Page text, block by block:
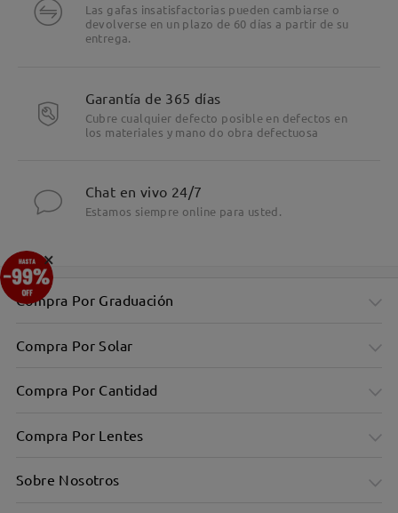
Las gafas insatisfactorias pueden cambiarse o
devolverse en un plazo de 60 días a partir de su
entrega.
Garantía de 365 días
Cubre cualquier defecto posible en defectos en
los materiales y mano do obra defectuosa
Chat en vivo 24/7
Estamos siempre online para usted.
Compra Por Graduación
Compra Por Solar
Compra Por Cantidad
Compra Por Lentes
Sobre Nosotros
×